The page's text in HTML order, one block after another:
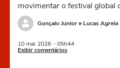
movimentar o festival global
Gonçalo Junior e Lucas Agrela
10 mai 2026 - 05h44
Exibir comentários